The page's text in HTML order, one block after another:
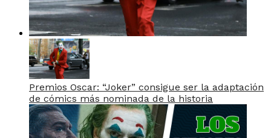
Premios Oscar: “Joker” consigue ser la adaptación
de cómics más nominada de la historia